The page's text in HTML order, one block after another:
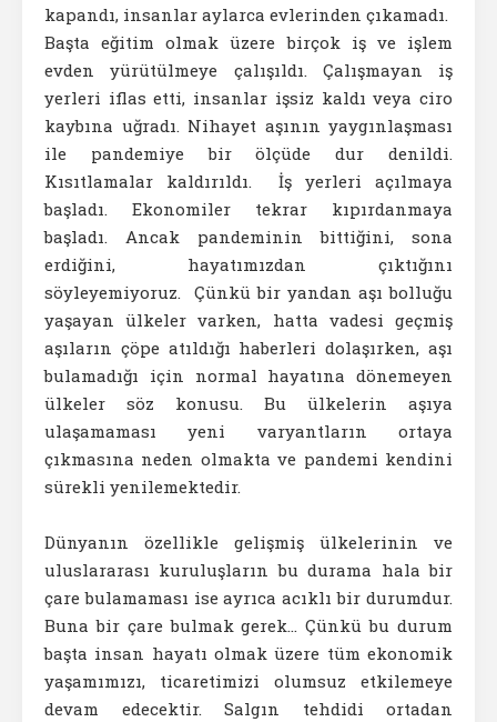
kapandı, insanlar aylarca evlerinden çıkamadı.
Başta eğitim olmak üzere birçok iş ve işlem
evden yürütülmeye çalışıldı. Çalışmayan iş
yerleri iflas etti, insanlar işsiz kaldı veya ciro
kaybına uğradı. Nihayet aşının yaygınlaşması
ile pandemiye bir ölçüde dur denildi.
Kısıtlamalar kaldırıldı. İş yerleri açılmaya
başladı. Ekonomiler tekrar kıpırdanmaya
başladı. Ancak pandeminin bittiğini, sona
erdiğini, hayatımızdan çıktığını
söyleyemiyoruz. Çünkü bir yandan aşı bolluğu
yaşayan ülkeler varken, hatta vadesi geçmiş
aşıların çöpe atıldığı haberleri dolaşırken, aşı
bulamadığı için normal hayatına dönemeyen
ülkeler söz konusu. Bu ülkelerin aşıya
ulaşamaması yeni varyantların ortaya
çıkmasına neden olmakta ve pandemi kendini
sürekli yenilemektedir.
Dünyanın özellikle gelişmiş ülkelerinin ve
uluslararası kuruluşların bu durama hala bir
çare bulamaması ise ayrıca acıklı bir durumdur.
Buna bir çare bulmak gerek… Çünkü bu durum
başta insan hayatı olmak üzere tüm ekonomik
yaşamımızı, ticaretimizi olumsuz etkilemeye
devam edecektir. Salgın tehdidi ortadan